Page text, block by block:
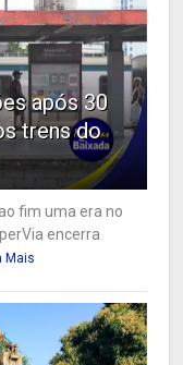
após 30
trens do
fim uma era no
encerra
Mais